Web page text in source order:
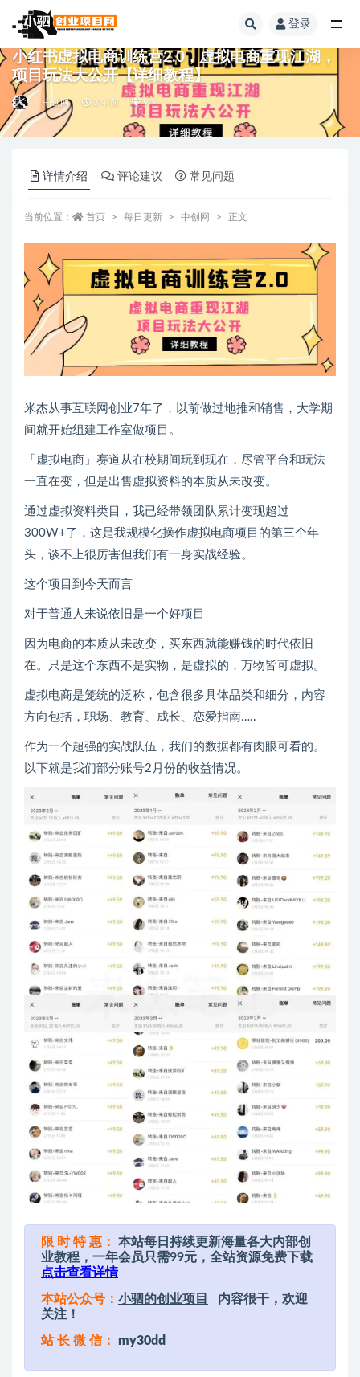
登录
小红书虚拟电商训练营2.0，虚拟电商重现江湖，
项目玩法大公开【详细教程】
中创网 3 年前 9.9
详情介绍 评论建议 常见问题
当前位置： 首页 每日更新 中创网 正文
米杰从事互联网创业7年了，以前做过地推和销售，大学期
间就开始组建工作室做项目。
「虚拟电商」赛道从在校期间玩到现在，尽管平台和玩法
一直在变，但是出售虚拟资料的本质从未改变。
通过虚拟资料类目，我已经带领团队累计变现超过
300W+了，这是我规模化操作虚拟电商项目的第三个年
头，谈不上很厉害但我们有一身实战经验。
这个项目到今天而言
对于普通人来说依旧是一个好项目
因为电商的本质从未改变，买东西就能赚钱的时代依旧
在。只是这个东西不是实物，是虚拟的，万物皆可虚拟。
虚拟电商是笼统的泛称，包含很多具体品类和细分，内容
方向包括，职场、教育、成长、恋爱指南…..
作为一个超强的实战队伍，我们的数据都有肉眼可看的。
以下就是我们部分账号2月份的收益情况。
限 时 特 惠：
本站每日持续更新海量各大内部创
业教程，一年会员只需99元，全站资源免费下载
点击查看详情
本站公众号： 小驷的创业项目
内容很干，欢迎
关注！
站 长 微 信： my30dd